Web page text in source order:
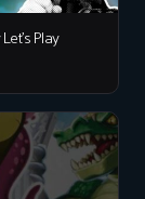
Play